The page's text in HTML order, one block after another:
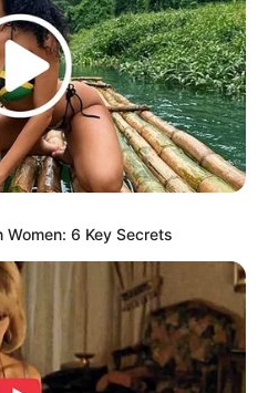
olahraga, gak ada
meditasi bersama untuk
Women: 6 Key Secrets